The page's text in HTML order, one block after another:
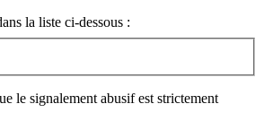
la liste ci-dessous :
le signalement abusif est strictement